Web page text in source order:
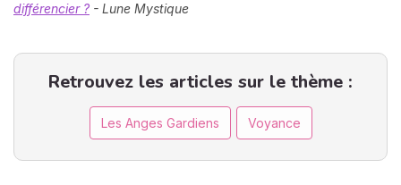
différencier ? - Lune Mystique
Retrouvez les articles sur le thème :
Les Anges Gardiens Voyance